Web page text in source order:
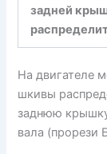
задней
На двигателе
шкивы
заднюю
вала (прорези